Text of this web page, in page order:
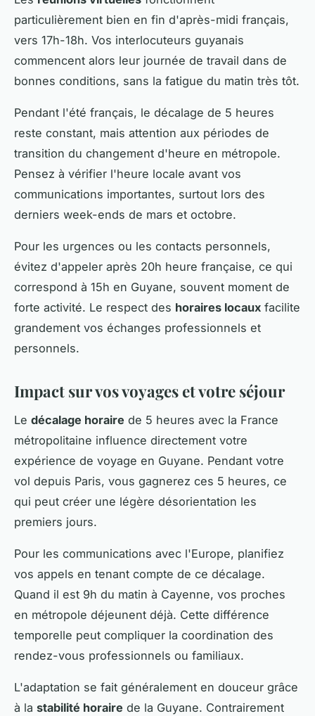
particulièrement bien en fin d'après-midi français,
vers 17h-18h. Vos interlocuteurs guyanais
commencent alors leur journée de travail dans de
bonnes conditions, sans la fatigue du matin très tôt.
Pendant l'été français, le décalage de 5 heures
reste constant, mais attention aux périodes de
transition du changement d'heure en métropole.
Pensez à vérifier l'heure locale avant vos
communications importantes, surtout lors des
derniers week-ends de mars et octobre.
Pour les urgences ou les contacts personnels,
évitez d'appeler après 20h heure française, ce qui
correspond à 15h en Guyane, souvent moment de
forte activité. Le respect des horaires locaux facilite
grandement vos échanges professionnels et
personnels.
Impact sur vos voyages et votre séjour
Le décalage horaire de 5 heures avec la France
métropolitaine influence directement votre
expérience de voyage en Guyane. Pendant votre
vol depuis Paris, vous gagnerez ces 5 heures, ce
qui peut créer une légère désorientation les
premiers jours.
Pour les communications avec l'Europe, planifiez
vos appels en tenant compte de ce décalage.
Quand il est 9h du matin à Cayenne, vos proches
en métropole déjeunent déjà. Cette différence
temporelle peut compliquer la coordination des
rendez-vous professionnels ou familiaux.
L'adaptation se fait généralement en douceur grâce
à la stabilité horaire de la Guyane. Contrairement